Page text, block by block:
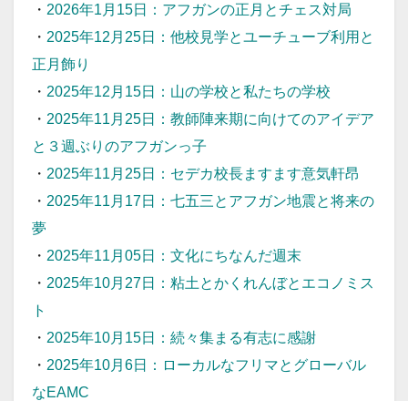
・ 2026年1月15日：アフガンの正月とチェス対局
・ 2025年12月25日：他校見学とユーチューブ利用と
正月飾り
・ 2025年12月15日：山の学校と私たちの学校
・ 2025年11月25日：教師陣来期に向けてのアイデア
と３週ぶりのアフガンっ子
・ 2025年11月25日：セデカ校長ますます意気軒昂
・ 2025年11月17日：七五三とアフガン地震と将来の
夢
・ 2025年11月05日：文化にちなんだ週末
・ 2025年10月27日：粘土とかくれんぼとエコノミス
ト
・ 2025年10月15日：続々集まる有志に感謝
・ 2025年10月6日：ローカルなフリマとグローバル
なEAMC